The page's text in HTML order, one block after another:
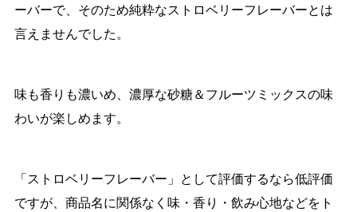
ーバーで、そのため純粋なストロベリーフレーバーとは
言えませんでした。
味も香りも濃いめ、濃厚な砂糖＆フルーツミックスの味
わいが楽しめます。
「ストロベリーフレーバー」として評価するなら低評価
ですが、商品名に関係なく味・香り・飲み心地などをト